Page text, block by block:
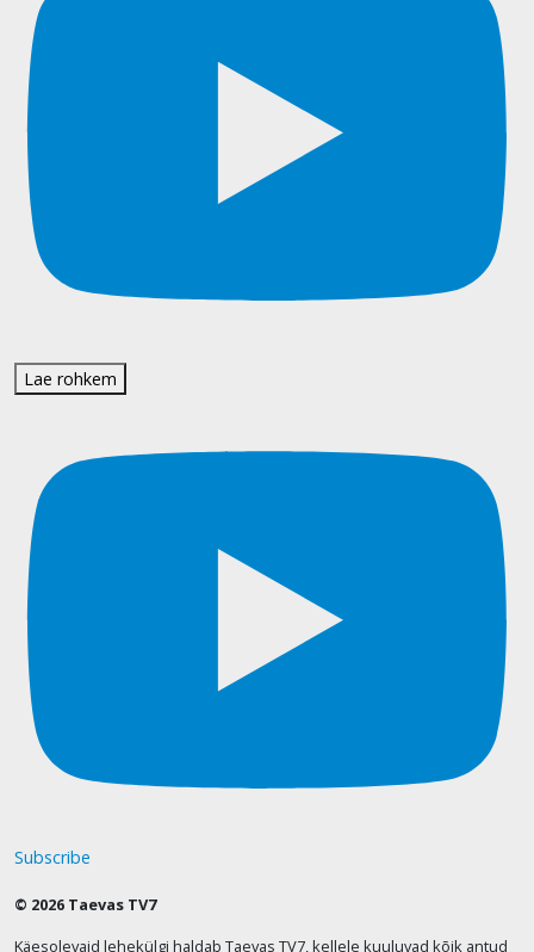
Lae rohkem
Subscribe
© 2026 Taevas TV7
Käesolevaid lehekülgi haldab Taevas TV7, kellele kuuluvad kõik antud